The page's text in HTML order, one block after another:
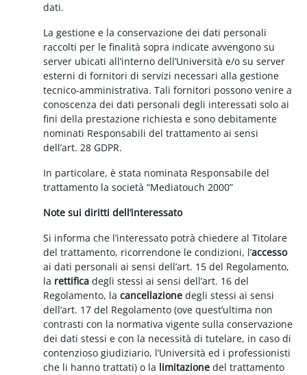
dati.
La gestione e la conservazione dei dati personali
raccolti per le finalità sopra indicate avvengono su
server ubicati all’interno dell’Università e/o su server
esterni di fornitori di servizi necessari alla gestione
tecnico-amministrativa. Tali fornitori possono venire a
conoscenza dei dati personali degli interessati solo ai
fini della prestazione richiesta e sono debitamente
nominati Responsabili del trattamento ai sensi
dell’art. 28 GDPR.
In particolare, è stata nominata Responsabile del
trattamento la società “Mediatouch 2000”
Note sui diritti dell’interessato
Si informa che l’interessato potrà chiedere al Titolare
del trattamento, ricorrendone le condizioni, l’accesso
ai dati personali ai sensi dell’art. 15 del Regolamento,
la rettificadegli stessi ai sensi dell’art. 16 del
Regolamento, lacancellazione degli stessi ai sensi
dell’art. 17 del Regolamento (ove quest’ultima non
contrasti con la normativa vigente sulla conservazione
dei dati stessi e con la necessità di tutelare, in caso di
contenzioso giudiziario, l’Università ed i professionisti
che li hanno trattati) o la limitazione del trattamento